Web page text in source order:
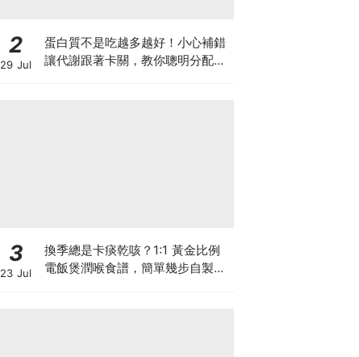
2
29 Jul
蛋白質不是吃越多越好！小心補錯
讓代謝跟著卡關，教你聰明分配三
3
23 Jul
換季總是卡痰乾咳？1:1 黃金比例
電飯煲潤喉食譜，簡單幾步自製天